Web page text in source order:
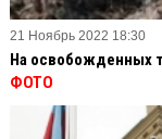
21 Ноябрь 2022 18:30
На освобожденных
ФОТО